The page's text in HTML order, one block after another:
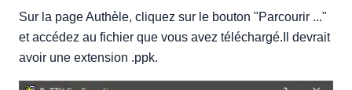
Sur la page Authèle, cliquez sur le bouton "Parcourir ..."
et accédez au fichier que vous avez téléchargé.Il devrait
avoir une extension .ppk.